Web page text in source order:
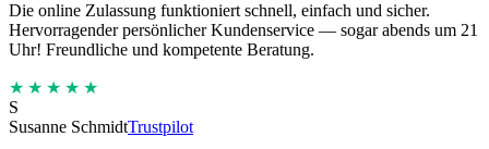
Die online Zulassung funktioniert schnell, einfach und sicher.
Hervorragender persönlicher Kundenservice — sogar abends um 21
Uhr! Freundliche und kompetente Beratung.
★★★★★
S
Susanne SchmidtTrustpilot